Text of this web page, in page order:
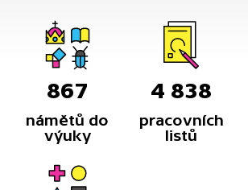
867
námětů do
výuky
4 838
pracovních
listů